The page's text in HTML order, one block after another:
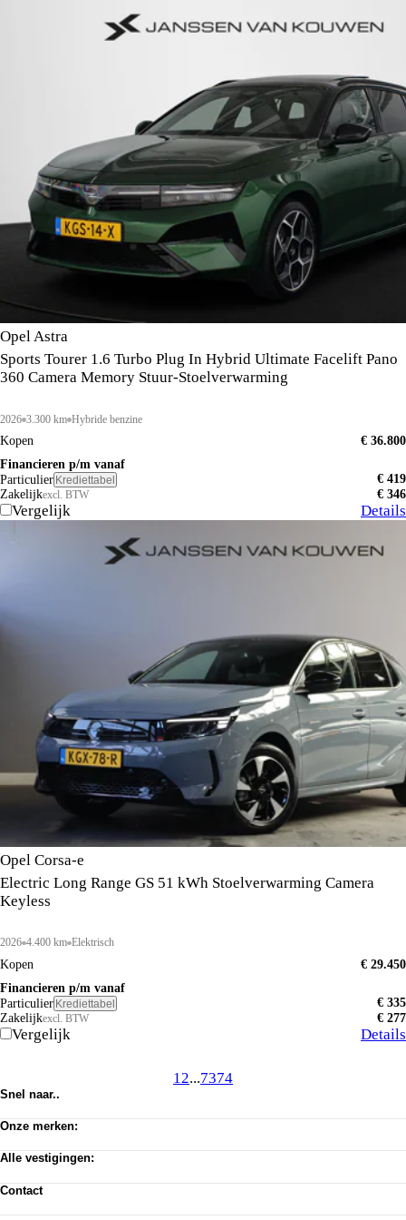
Opel Astra
Sports Tourer 1.6 Turbo Plug In Hybrid Ultimate Facelift Pano
360 Camera Memory Stuur-Stoelverwarming
2026 3.300 km Hybride benzine
Kopen
€ 36.800
Financieren p/m vanaf
Particulier Krediettabel
€ 419
Zakelijkexcl. BTW € 346
Vergelijk Details
Opel Corsa-e
Electric Long Range GS 51 kWh Stoelverwarming Camera
Keyless
2026 4.400 km Elektrisch
Kopen
€ 29.450
Financieren p/m vanaf
Particulier Krediettabel
€ 335
Zakelijkexcl. BTW € 277
Vergelijk Details
12...7374
Snel naar..
Werkplaats afspraak
Privacy verklaring
Cookie toestemming wijzigen
Onze merken:
Alfa Romeo
Dongfeng
Jeep
Alle vestigingen:
Almere Occasion
Contact